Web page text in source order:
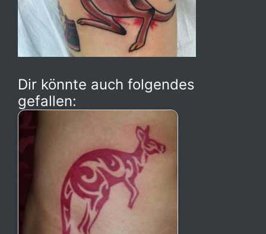
Dir könnte auch folgendes
gefallen: